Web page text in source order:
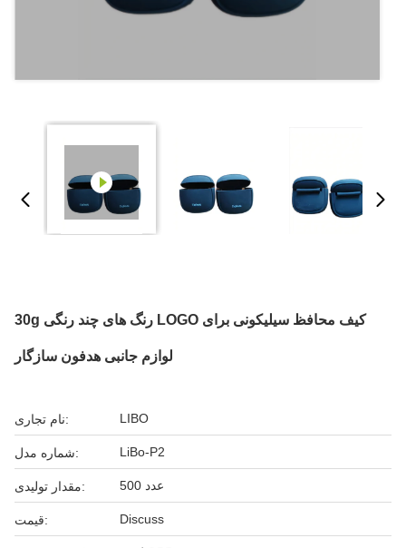
30g رنگ های چند رنگی LOGO کیف محافظ سیلیکونی برای
لوازم جانبی هدفون سازگار
نام تجاری: LIBO
شماره مدل: LiBo-P2
مقدار تولیدی: 500 عدد
قیمت: Discuss